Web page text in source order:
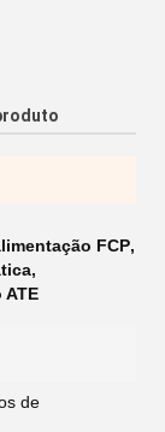
FCP,
,
de